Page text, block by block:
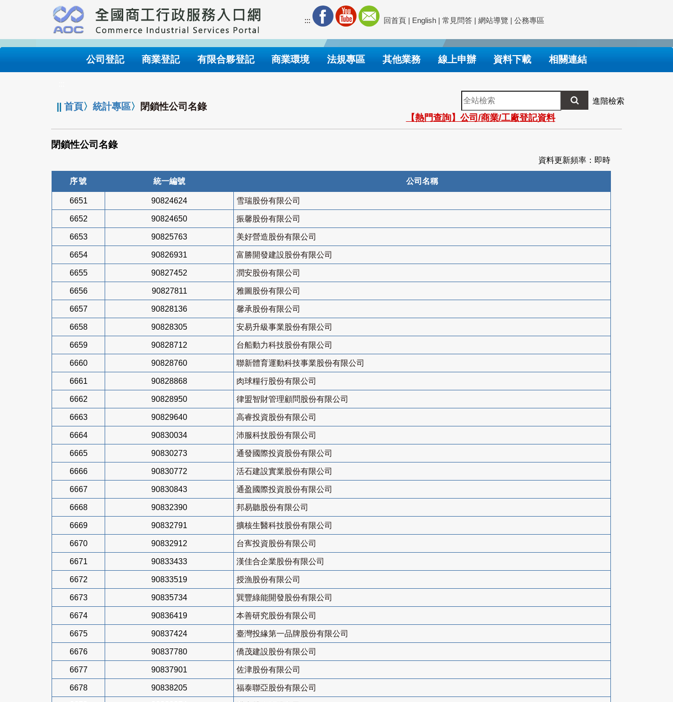
要
內
::: 回首頁 | English | 常見問答 | 網站導覽 | 公務專區
公司登記 商業登記 有限合夥登記 商業環境 法規專區 其他業務 線上申辦 資料下載 相關連結
||首頁〉統計專區〉 閉鎖性公司名錄
全
站
檢
索
進階檢索
【熱門查詢】公司/商業/工廠登記資料
閉鎖性公司名錄
資料更新頻率：即時
序號 統一編號 公司名稱
6651 90824624 雪瑞股份有限公司
6652 90824650 振馨股份有限公司
6653 90825763 美好營造股份有限公司
6654 90826931 富勝開發建設股份有限公司
6655 90827452 潤安股份有限公司
6656 90827811 雅圖股份有限公司
6657 90828136 馨承股份有限公司
6658 90828305 安易升級事業股份有限公司
6659 90828712 台船動力科技股份有限公司
6660 90828760 聯新體育運動科技事業股份有限公司
6661 90828868 肉球糧行股份有限公司
6662 90828950 律盟智財管理顧問股份有限公司
6663 90829640 高睿投資股份有限公司
6664 90830034 沛服科技股份有限公司
6665 90830273 通發國際投資股份有限公司
6666 90830772 活石建設實業股份有限公司
6667 90830843 通盈國際投資股份有限公司
6668 90832390 邦易聽股份有限公司
6669 90832791 擴核生醫科技股份有限公司
6670 90832912 台寯投資股份有限公司
6671 90833433 漢佳合企業股份有限公司
6672 90833519 授漁股份有限公司
6673 90835734 巽豐綠能開發股份有限公司
6674 90836419 本善研究股份有限公司
6675 90837424 臺灣投緣第一品牌股份有限公司
6676 90837780 僑茂建設股份有限公司
6677 90837901 佐津股份有限公司
6678 90838205 福泰聯亞股份有限公司